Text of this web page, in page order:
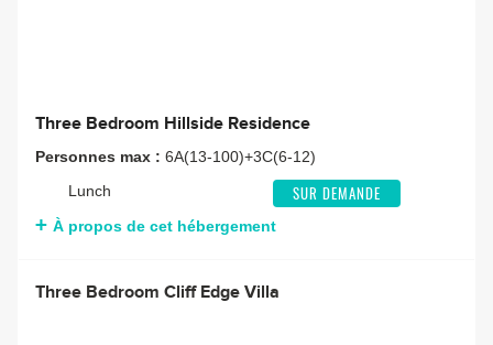
Three Bedroom Hillside Residence
Personnes max : 6A(13-100)+3C(6-12)
Lunch
SUR DEMANDE
À propos de cet hébergement
Three Bedroom Cliff Edge Villa